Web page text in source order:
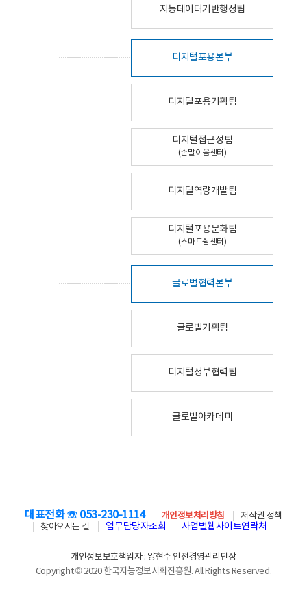
지능데이터기반행정팀
디지털포용본부
디지털포용기획팀
디지털접근성팀
(손말이음센터)
디지털역량개발팀
디지털포용문화팀
(스마트쉼센터)
글로벌협력본부
글로벌기획팀
디지털정부협력팀
글로벌아카데미
대표전화 ☏ 053-230-1114 개인정보처리방침
저작권 정책
찾아오시는 길
업무담당자조회 사업별웹사이트연락처
개인정보보호책임자 : 양현수 안전경영관리단장
Copyright © 2020 한국지능정보사회진흥원. All Rights Reserved.